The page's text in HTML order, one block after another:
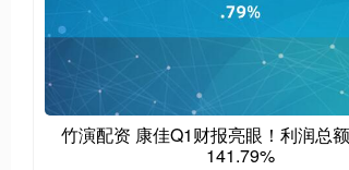
竹演配资 康佳Q1财报亮眼！利润总
141.79%